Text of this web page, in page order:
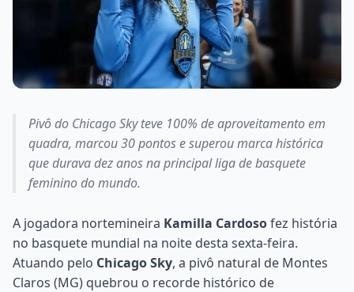
Pivô do Chicago Sky teve 100% de aproveitamento em
quadra, marcou 30 pontos e superou marca histórica
que durava dez anos na principal liga de basquete
feminino do mundo.
A jogadora nortemineira Kamilla Cardosofez história
no basquete mundial na noite desta sexta-feira.
Atuando pelo Chicago Sky, a pivô natural de Montes
Claros (MG) quebrou o recorde histórico de